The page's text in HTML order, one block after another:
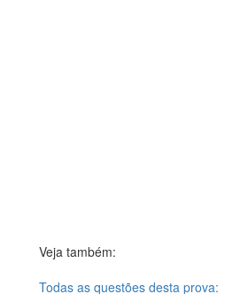
Veja também:
Todas as questões desta prova: